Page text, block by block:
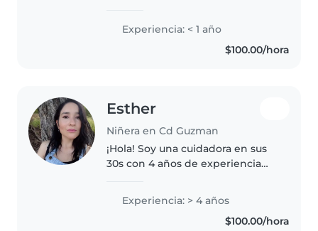
orientando y educando.
Experiencia: < 1 año
$100.00/hora
Esther
Niñera en Cd Guzman
¡Hola! Soy una cuidadora en sus
30s con 4 años de experiencia
edades. Me encanta leerles,
hacer manualidades y jugar. Soy
responsable, empática y
Experiencia: > 4 años
$100.00/hora